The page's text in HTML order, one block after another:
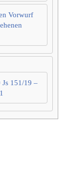
Vorwurf
151/19 –